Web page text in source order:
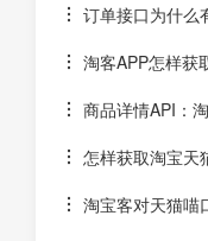
订单接口为什么
淘客APP怎样获
商品详情API：
怎样获取淘宝天
淘宝客对天猫喵